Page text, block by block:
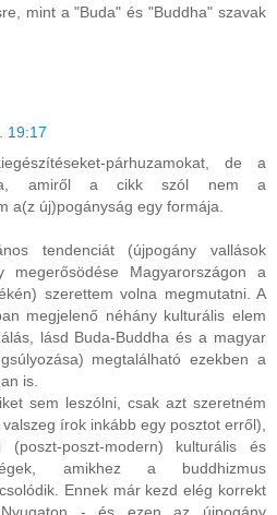
mint a "Buda" és "Buddha" szavak
19:17
párhuzamokat, de a
amiről a cikk szól nem a
a(z új)pogányság egy formája.
tendenciát (újpogány vallások
megerősödése Magyarországon a
szerettem volna megmutatni. A
megjelenő néhány kulturális elem
lásd Buda-Buddha és a magyar
megtalálható ezekben a
is.
sem leszólni, csak azt szeretném
írok inkább egy posztot erről),
poszt-modern) kulturális és
amikhez a buddhizmus
Ennek már kezd elég korrekt
Nyugaton - és ezen az újpogány